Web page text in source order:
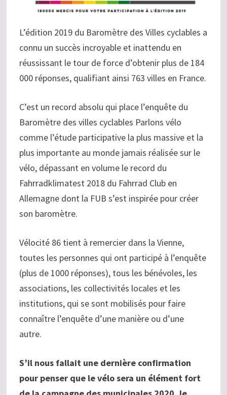
L’édition 2019 du Baromètre des Villes cyclables a
connu un succès incroyable et inattendu en
réussissant le tour de force d’obtenir plus de 184
000 réponses, qualifiant ainsi 763 villes en France.
C’est un record absolu qui place l’enquête du
Baromètre des villes cyclables Parlons vélo
comme l’étude participative la plus massive et la
plus importante au monde jamais réalisée sur le
vélo, dépassant en volume le record du
Fahrradklimatest 2018 du Fahrrad Club en
Allemagne dont la FUB s’est inspirée pour créer
son baromètre.
Vélocité 86 tient à remercier dans la Vienne,
toutes les personnes qui ont participé à l’enquête
(plus de 1000 réponses), tous les bénévoles, les
associations, les collectivités locales et les
institutions, qui se sont mobilisés pour faire
connaître l’enquête d’une manière ou d’une
autre.
S’il nous fallait une dernière confirmation
pour penser que le vélo sera un élément fort